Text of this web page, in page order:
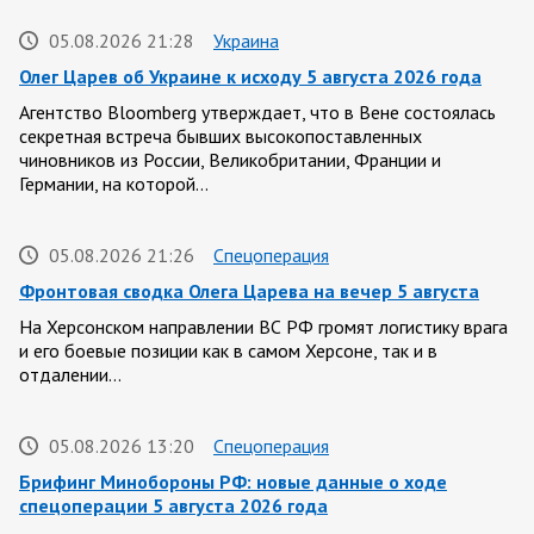
05.08.2026 21:28
Украина
Олег Царев об Украине к исходу 5 августа 2026 года
Агентство Bloomberg утверждает, что в Вене состоялась
секретная встреча бывших высокопоставленных
чиновников из России, Великобритании, Франции и
Германии, на которой…
05.08.2026 21:26
Спецоперация
Фронтовая сводка Олега Царева на вечер 5 августа
На Херсонском направлении ВС РФ громят логистику врага
и его боевые позиции как в самом Херсоне, так и в
отдалении…
05.08.2026 13:20
Спецоперация
Брифинг Минобороны РФ: новые данные о ходе
спецоперации 5 августа 2026 года